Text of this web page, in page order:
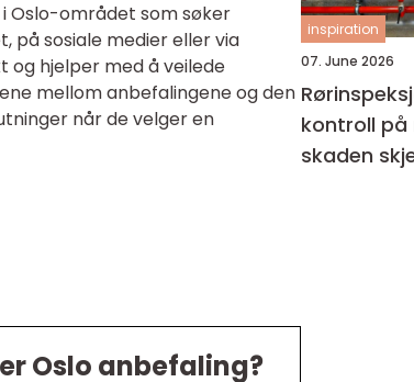
Oslo-området som søker
på sosiale medier eller via
og hjelper med å veilede
mellom anbefalingene og den
når de velger en
Oslo anbefaling?
inspiration
07. June 2026
Rørinspeksjon slik
kontroll på
skaden